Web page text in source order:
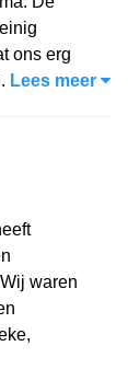
ons erg
Lees meer
waren